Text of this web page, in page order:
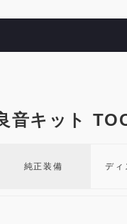
音キット
純正装備 ディ